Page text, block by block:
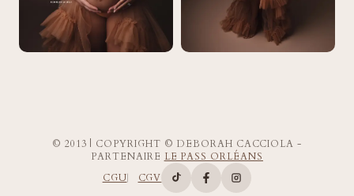
© 2013 | COPYRIGHT © DEBORAH CACCIOLA -
PARTENAIRE LE PASS ORLÉANS
CGU
CGV Compte TikTok de Deborah
Page Facebook de
Compte Instagram